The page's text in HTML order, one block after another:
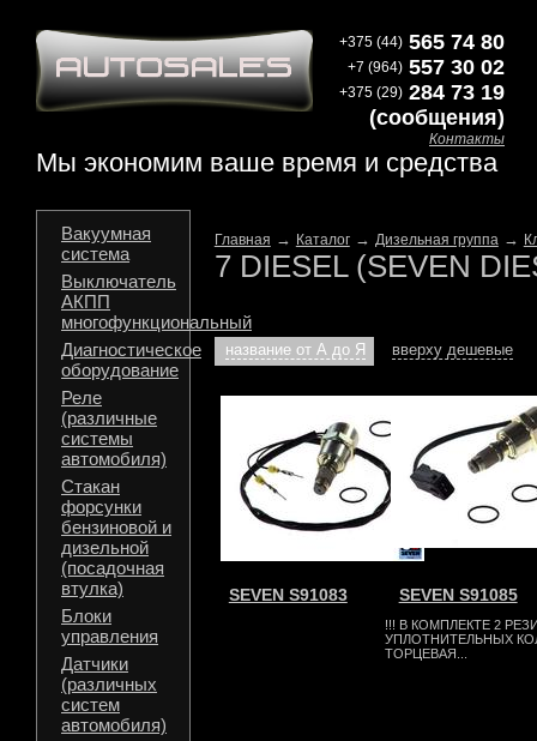
Мы экономим ваше время и средства
+375 (44) 565 74 80
+7 (964) 557 30 02
+375 (29) 284 73 19
(сообщения)
Контакты
Вакуумная
система
Выключатель
АКПП
многофункциональный
Диагностическое
оборудование
Реле
(различные
системы
автомобиля)
Стакан
форсунки
бензиновой и
дизельной
(посадочная
втулка)
Блоки
управления
Датчики
(различных
систем
автомобиля)
Главная → Каталог→ Дизельная группа→
7 DIESEL (SEVEN
название от А до Я вверху дешевые
SEVEN S91083 SEVEN S91085
!!! В КОМПЛЕКТЕ 2
УПЛОТНИТЕЛЬНЫХ
ТОРЦЕВАЯ...